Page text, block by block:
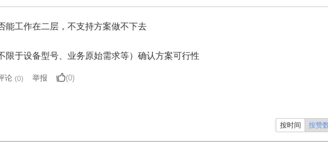
能工作在二层，不支持方案做不下去
限于设备型号、业务原始需求等）确认方案可行性
论 (0) 举报 (0)
按时间 按赞